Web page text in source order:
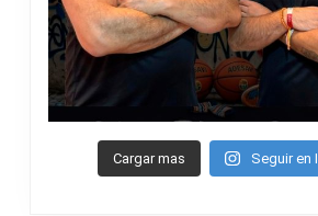
Cargar mas Seguir en